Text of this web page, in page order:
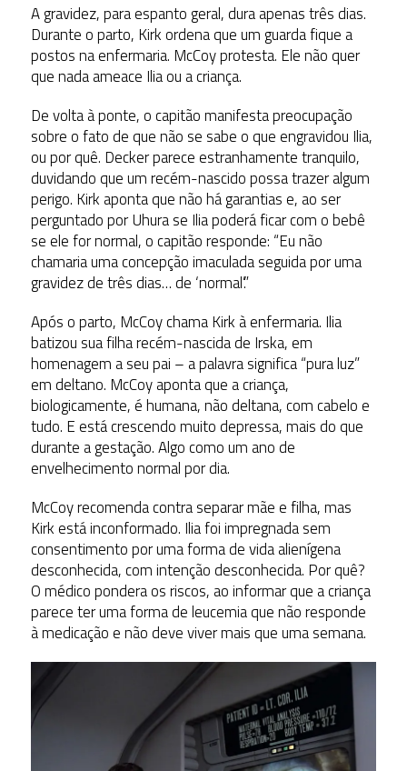
A gravidez, para espanto geral, dura apenas três dias.
Durante o parto, Kirk ordena que um guarda fique a
postos na enfermaria. McCoy protesta. Ele não quer
que nada ameace Ilia ou a criança.
De volta à ponte, o capitão manifesta preocupação
sobre o fato de que não se sabe o que engravidou Ilia,
ou por quê. Decker parece estranhamente tranquilo,
duvidando que um recém-nascido possa trazer algum
perigo. Kirk aponta que não há garantias e, ao ser
perguntado por Uhura se Ilia poderá ficar com o bebê
se ele for normal, o capitão responde: “Eu não
chamaria uma concepção imaculada seguida por uma
gravidez de três dias… de ‘normal’.”
Após o parto, McCoy chama Kirk à enfermaria. Ilia
batizou sua filha recém-nascida de Irska, em
homenagem a seu pai – a palavra significa “pura luz”
em deltano. McCoy aponta que a criança,
biologicamente, é humana, não deltana, com cabelo e
tudo. E está crescendo muito depressa, mais do que
durante a gestação. Algo como um ano de
envelhecimento normal por dia.
McCoy recomenda contra separar mãe e filha, mas
Kirk está inconformado. Ilia foi impregnada sem
consentimento por uma forma de vida alienígena
desconhecida, com intenção desconhecida. Por quê?
O médico pondera os riscos, ao informar que a criança
parece ter uma forma de leucemia que não responde
à medicação e não deve viver mais que uma semana.